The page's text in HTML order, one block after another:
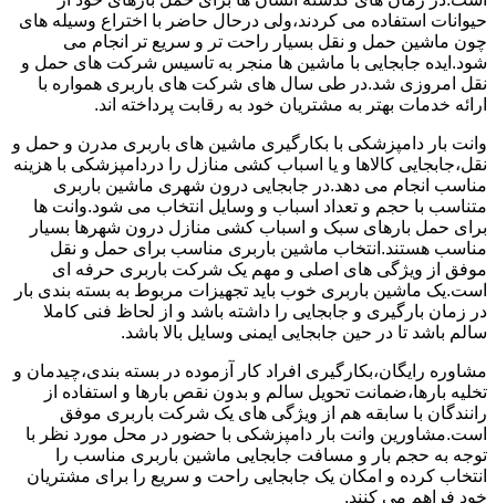
حیوانات استفاده می کردند،ولی درحال حاضر با اختراع وسیله های
چون ماشین حمل و نقل بسیار راحت تر و سریع تر انجام می
شود.ایده جابجایی با ماشین ها منجر به تاسیس شرکت های حمل و
نقل امروزی شد.در طی سال های شرکت های باربری همواره با
ارائه خدمات بهتر به مشتریان خود به رقابت پرداخته اند.
وانت بار دامپزشکی با بکارگیری ماشین های باربری مدرن و حمل و
نقل،جابجایی کالاها و یا اسباب کشی منازل را دردامپزشکی با هزینه
مناسب انجام می دهد.در جابجایی درون شهری ماشین باربری
متناسب با حجم و تعداد اسباب و وسایل انتخاب می شود.وانت ها
برای حمل بارهای سبک و اسباب کشی منازل درون شهرها بسیار
مناسب هستند.انتخاب ماشین باربری مناسب برای حمل و نقل
موفق از ویژگی های اصلی و مهم یک شرکت باربری حرفه ای
است.یک ماشین باربری خوب باید تجهیزات مربوط به بسته بندی بار
در زمان بارگیری و جابجایی را داشته باشد و از لحاظ فنی کاملا
سالم باشد تا در حین جابجایی ایمنی وسایل بالا باشد.
مشاوره رایگان،بکارگیری افراد کار آزموده در بسته بندی،چیدمان و
تخلیه بارها،ضمانت تحویل سالم و بدون نقص بارها و استفاده از
رانندگان با سابقه هم از ویژگی های یک شرکت باربری موفق
است.مشاورین وانت بار دامپزشکی با حضور در محل مورد نظر با
توجه به حجم بار و مسافت جابجایی ماشین باربری مناسب را
انتخاب کرده و امکان یک جابجایی راحت و سریع را برای مشتریان
خود فراهم می کنند.